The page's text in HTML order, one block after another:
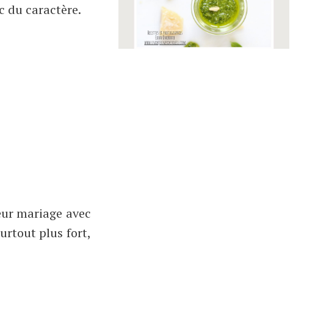
du caractère.
mariage avec
plus fort,